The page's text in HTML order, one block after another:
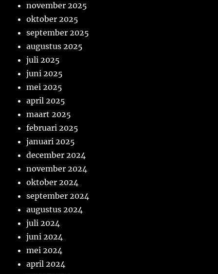
november 2025
oktober 2025
september 2025
augustus 2025
juli 2025
juni 2025
mei 2025
april 2025
maart 2025
februari 2025
januari 2025
december 2024
november 2024
oktober 2024
september 2024
augustus 2024
juli 2024
juni 2024
mei 2024
april 2024